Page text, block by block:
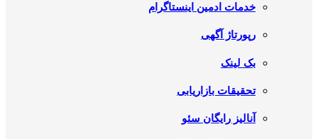
خدمات ادمین اینستاگرام
رپورتاژ آگهی
بک لینک
تحقیقات بازاریابی
آنالیز رایگان سئو